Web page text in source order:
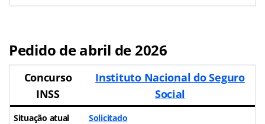
Pedido de abril de 2026
Concurso
INSS
Instituto Nacional do Seguro
Social
Situação atual Solicitado